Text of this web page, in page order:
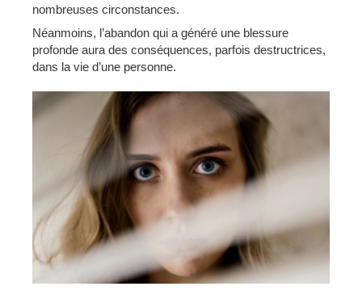
nombreuses circonstances.
Néanmoins, l’abandon qui a généré une blessure
profonde aura des conséquences, parfois destructrices,
dans la vie d’une personne.